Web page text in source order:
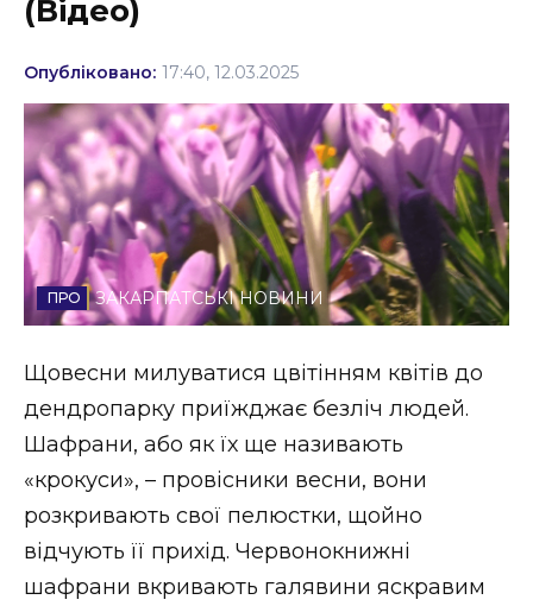
Політика
Соціум
Спорт
Стиль життя
Втрачений Ужгород
Втрачений Ужгород (відеоверсія)
ЗАКАРПАТСЬКІ НОВИНИ
НОВИНИ ЗАХІДНОЇ УКРАЇНИ
(Відео)
Опубліковано: 17:40, 12.03.2025
ЗАКАРПАТСЬКІ НОВИНИ
Щовесни милуватися цвітінням квітів до
дендропарку приїжджає безліч людей.
Шафрани, або як їх ще називають
«крокуси», – провісники весни, вони
розкривають свої пелюстки, щойно
відчують її прихід. Червонокнижні
шафрани вкривають галявини яскравим